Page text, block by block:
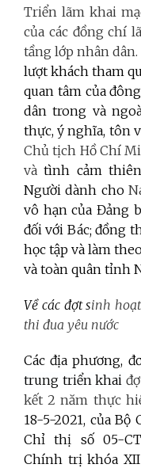
Triển lãm khai
của các đồng chí
tầng lớp nhân dân.
lượt khách tham
quan tâm của
dân trong và
thực, ý nghĩa, tôn
Chủ tịch Hồ Chí
vàtình cảm
Người dành cho
vô hạn của Đảng
đối với Bác; đồng
học tập và làm
và toàn quân tỉnh
Về các đợt sinh
thi đua yêu nước
Các địa phương,
trung triển khai
kết 2 năm thực
18-5-2021, của
Chỉ thị số 05-
Chính trị khóa XII